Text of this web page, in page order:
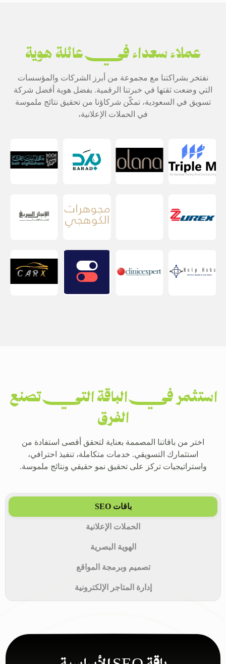
عملاء سعداء في عائلة هوية
نفتخر بشراكتنا مع مجموعة من أبرز الشركات والمؤسسات
التي وضعت ثقتها في خبرتنا الرقمية. بفضل هوية أفضل شركة
تسويق في السعودية، تمكّن شركاؤنا من تحقيق نتائج ملموسة
في الحملات الإعلانية،
استثمر في الباقة التي تصنع
الفرق
اختر من باقاتنا المصممة بعناية لتحقق أقصى استفادة من
استثمارك التسويقي. خدمات متكاملة، تنفيذ احترافي،
واستراتيجيات تركز على تحقيق نمو حقيقي ونتائج ملموسة.
باقات SEO
الحملات الإعلانية
الهوية البصرية
تصميم وبرمجة المواقع
إدارة المتاجر الإلكترونية